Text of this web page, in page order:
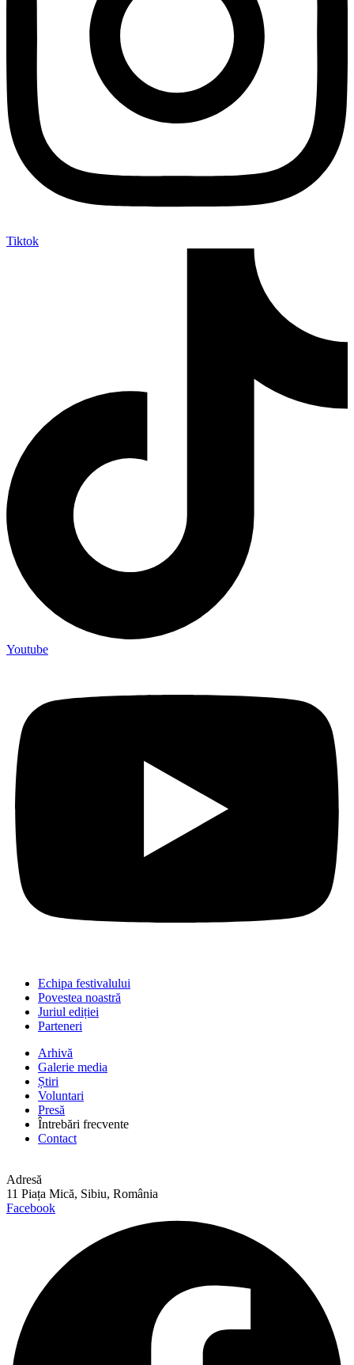
Tiktok
Youtube
Echipa festivalului
Povestea noastră
Juriul ediției
Parteneri
Arhivă
Galerie media
Știri
Voluntari
Presă
Întrebări frecvente
Contact
Adresă
11 Piața Mică, Sibiu, România
Facebook